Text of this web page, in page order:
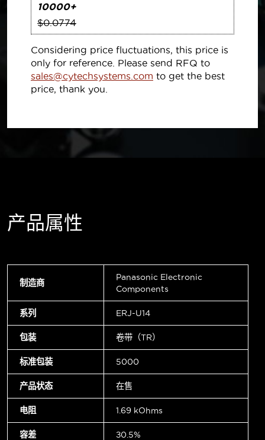
10000+
$0.0774
Considering price fluctuations, this price is
only for reference. Please send RFQ to
sales@cytechsystems.com to get the best
price, thank you.
产品属性
制造商
Panasonic Electronic
Components
系列 ERJ-U14
包装 卷带（TR）
标准包装 5000
产品状态 在售
电阻 1.69 kOhms
容差 ±0.5%